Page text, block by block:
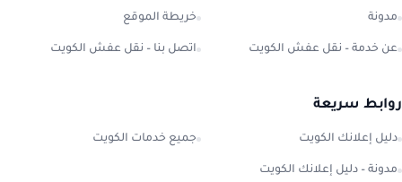
مدونة خريطة الموقع
عن خدمة – نقل عفش الكويت اتصل بنا – نقل عفش الكويت
روابط سريعة
دليل إعلانك الكويت جميع خدمات الكويت
مدونة – دليل إعلانك الكويت